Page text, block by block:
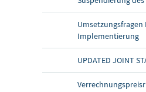
Umsetzungsfragen
Implementierung
UPDATED JOINT